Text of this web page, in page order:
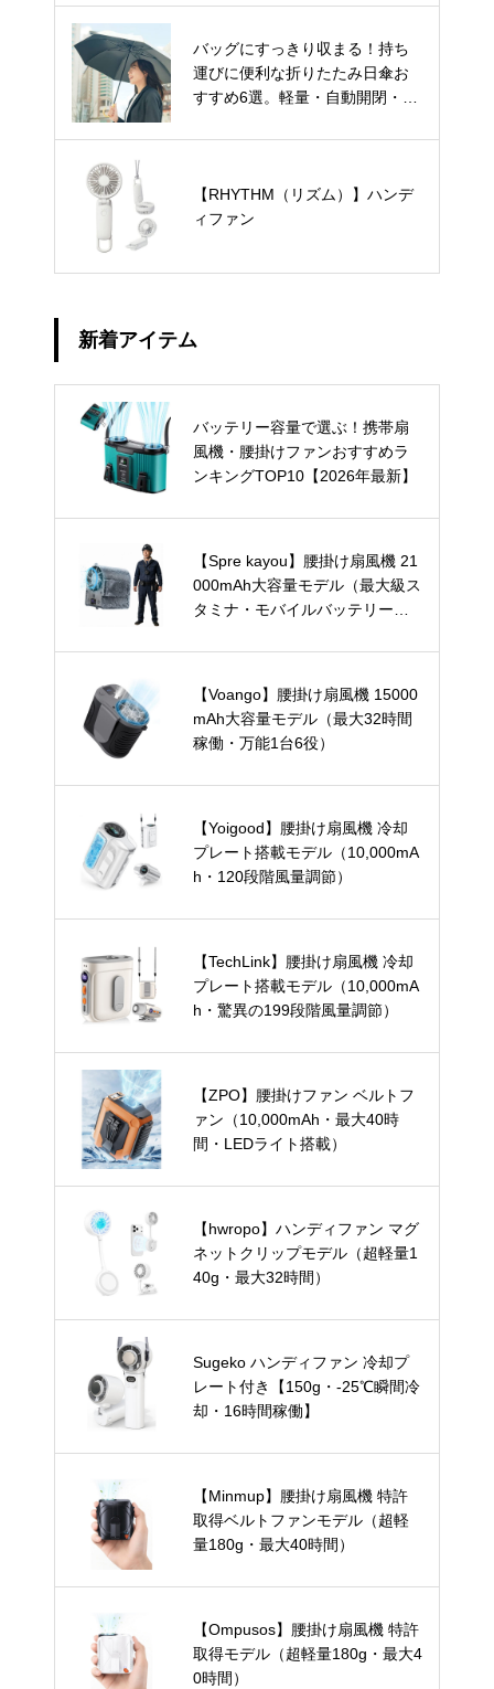
バッグにすっきり収まる！持ち
運びに便利な折りたたみ日傘お
すすめ6選。軽量・自動開閉・お
【RHYTHM（リズム）】ハンデ
ィファン
新着アイテム
バッテリー容量で選ぶ！携帯扇
風機・腰掛けファンおすすめラ
ンキングTOP10【2026年最新】
【Spre kayou】腰掛け扇風機 21
000mAh大容量モデル（最大級ス
タミナ・モバイルバッテリー兼
【Voango】腰掛け扇風機 15000
mAh大容量モデル（最大32時間
稼働・万能1台6役）
【Yoigood】腰掛け扇風機 冷却
プレート搭載モデル（10,000mA
h・120段階風量調節）
【TechLink】腰掛け扇風機 冷却
プレート搭載モデル（10,000mA
h・驚異の199段階風量調節）
【ZPO】腰掛けファン ベルトフ
ァン（10,000mAh・最大40時
間・LEDライト搭載）
【hwropo】ハンディファン マグ
ネットクリップモデル（超軽量1
40g・最大32時間）
Sugeko ハンディファン 冷却プ
レート付き【150g・-25℃瞬間冷
却・16時間稼働】
【Minmup】腰掛け扇風機 特許
取得ベルトファンモデル（超軽
量180g・最大40時間）
【Ompusos】腰掛け扇風機 特許
取得モデル（超軽量180g・最大4
0時間）